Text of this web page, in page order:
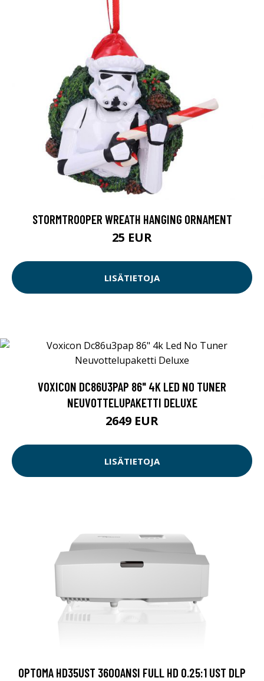
STORMTROOPER WREATH HANGING ORNAMENT
25 EUR
LISÄTIETOJA
VOXICON DC86U3PAP 86" 4K LED NO TUNER
NEUVOTTELUPAKETTI DELUXE
2649 EUR
LISÄTIETOJA
OPTOMA HD35UST 3600ANSI FULL HD 0.25:1 UST DLP